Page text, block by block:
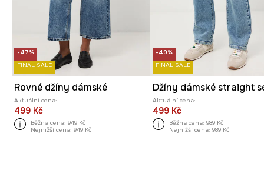
-47%
FINAL SALE
Rovné džíny dámské
Aktuální cena:
499 Kč
Běžná cena: 949 Kč
Nejnižší cena: 949 Kč
-49%
FINAL SALE
Aktuální cena:
499 Kč
Běžná cena: 989 Kč
Nejnižší cena: 989 Kč